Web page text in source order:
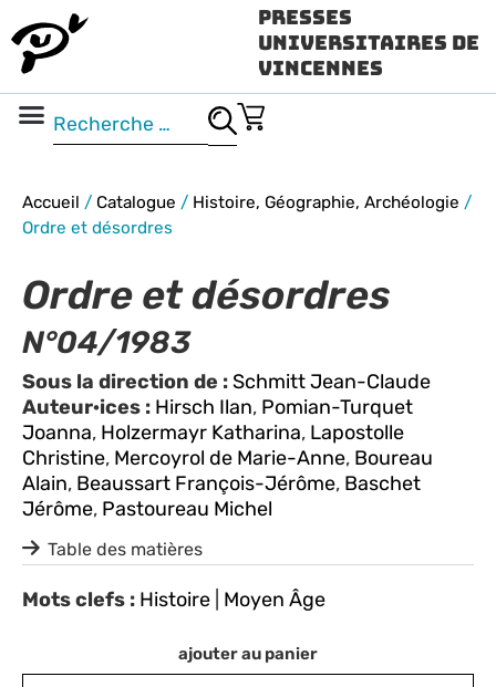
Presses
Universitaires de
Vincennes
Accueil / Catalogue / Histoire, Géographie, Archéologie /
Ordre et désordres
ajouter au panier
Ordre et désordres
N°04/1983
Sous la direction de :Schmitt Jean-Claude
Auteur·ices : Hirsch Ilan, Pomian-Turquet
Joanna, Holzermayr Katharina, Lapostolle
Christine, Mercoyrol de Marie-Anne, Boureau
Alain, Beaussart François-Jérôme, Baschet
Jérôme, Pastoureau Michel
Table des matières
Mots clefs : Histoire Moyen Âge